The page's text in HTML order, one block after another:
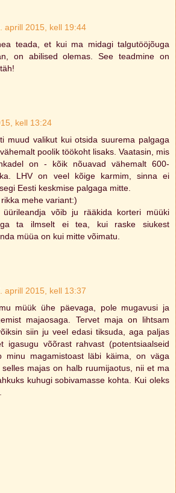
aprill 2015, kell 19:44
teada, et kui ma midagi talgutööjõuga
on abilised olemas. See teadmine on
kell 13:24
muud valikut kui otsida suurema palgaga
poolik töökoht lisaks. Vaatasin, mis
on - kõik nõuavad vähemalt 600-
LHV on veel kõige karmim, sinna ei
Eesti keskmise palgaga mitte.
mehe variant:)
üürileandja võib ju rääkida korteri müüki
ta ilmselt ei tea, kui raske siukest
müüa on kui mitte võimatu.
aprill 2015, kell 13:37
müük ühe päevaga, pole mugavusi ja
majaosaga. Tervet maja on lihtsam
siin ju veel edasi tiksuda, aga paljas
igasugu võõrast rahvast (potentsiaalseid
minu magamistoast läbi käima, on väga
selles majas on halb ruumijaotus, nii et ma
kuhugi sobivamasse kohta. Kui oleks